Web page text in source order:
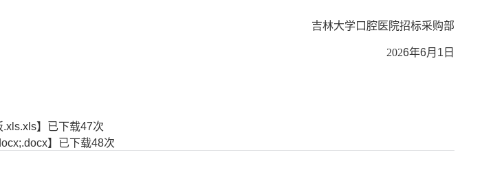
吉林大学口腔医院招标采购部
2026年6月 1 日
.xls.xls】已下载47次
】已下载48次